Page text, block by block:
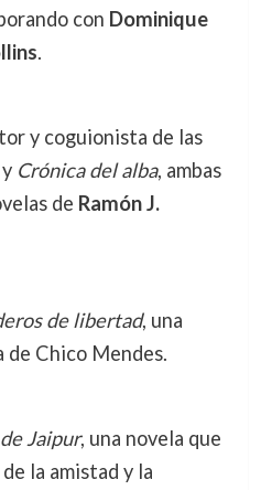
con Dominique
.
y coguionista de las
Crónica del alba, ambas
de Ramón J.
de libertad, una
de Chico Mendes.
Jaipur, una novela que
la amistad y la